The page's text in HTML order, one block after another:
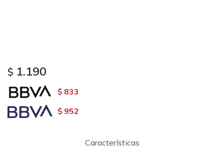
$ 1.190
$ 833
$ 952
Características